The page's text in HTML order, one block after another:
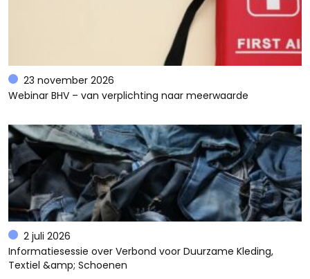
23 november 2026
Webinar BHV – van verplichting naar meerwaarde
2 juli 2026
Informatiesessie over Verbond voor Duurzame Kleding,
Textiel &amp; Schoenen